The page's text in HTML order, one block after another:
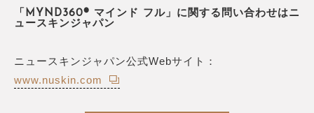
「MYND360® マインド フル」に関する問い合わせはニ
ュースキンジャパン
ニュースキンジャパン公式Webサイト：
www.nuskin.com